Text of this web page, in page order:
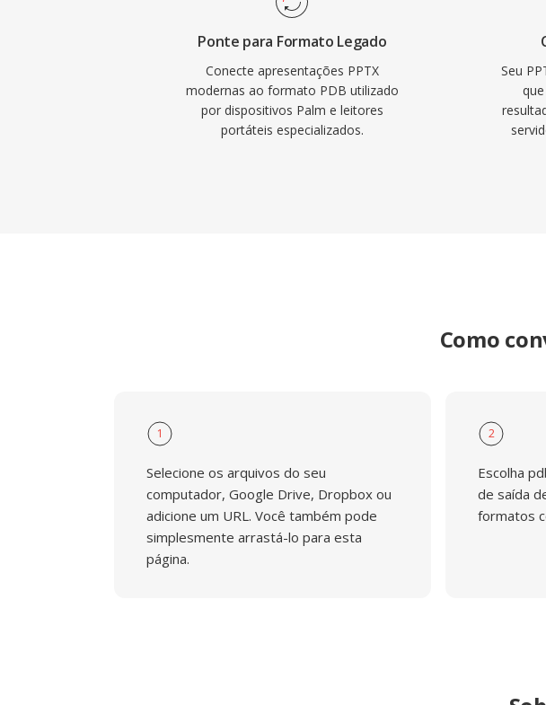
Ponte para Formato Legado
Conecte apresentações PPTX
modernas ao formato PDB utilizado
por dispositivos Palm e leitores
portáteis especializados.
Seu
Como
1
Selecione os arquivos do seu
computador, Google Drive, Dropbox ou
adicione um URL. Você também pode
simplesmente arrastá-lo para esta
página.
2
Escolha
de saída
formatos